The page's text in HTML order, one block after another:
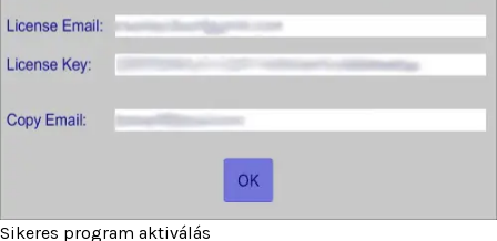
Sikeres program aktiválás